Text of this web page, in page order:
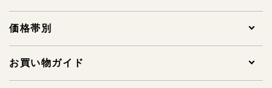
全ての商品
贈答用明太子
価格帯別
1,000円未満
お買い物ガイド